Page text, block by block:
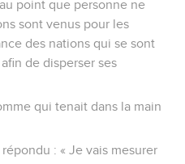
point que personne ne
sont venus pour les
des nations qui se sont
de disperser ses
qui tenait dans la main
répondu : « Je vais mesurer